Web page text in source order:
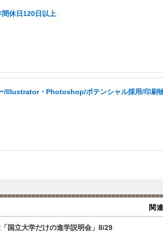
休日120日以上
/Illustrator・Photoshop/ポテンシャル採用/印刷
関
国立大学だけの進学説明会」8/29